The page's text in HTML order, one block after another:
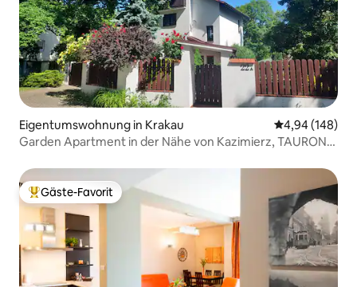
Eigentumswohnung in Krakau
4,94 (148)
Garden Apartment in der Nähe von Kazimierz, TAURON
Beliebter Gäste-Favorit.
Gäste-Favorit